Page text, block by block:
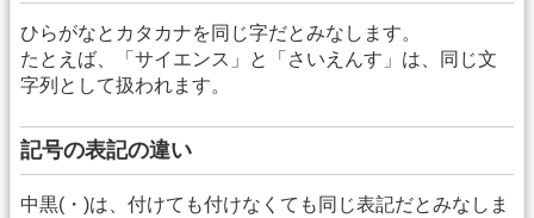
ひらがなとカタカナを同じ字だとみなします。
たとえば、「サイエンス」と「さいえんす」は、同じ文
字列として扱われます。
記号の表記の違い
中黒(・)は、付けても付けなくても同じ表記だとみなしま